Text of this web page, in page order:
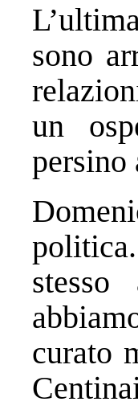
sono
un
persino
stesso
curato